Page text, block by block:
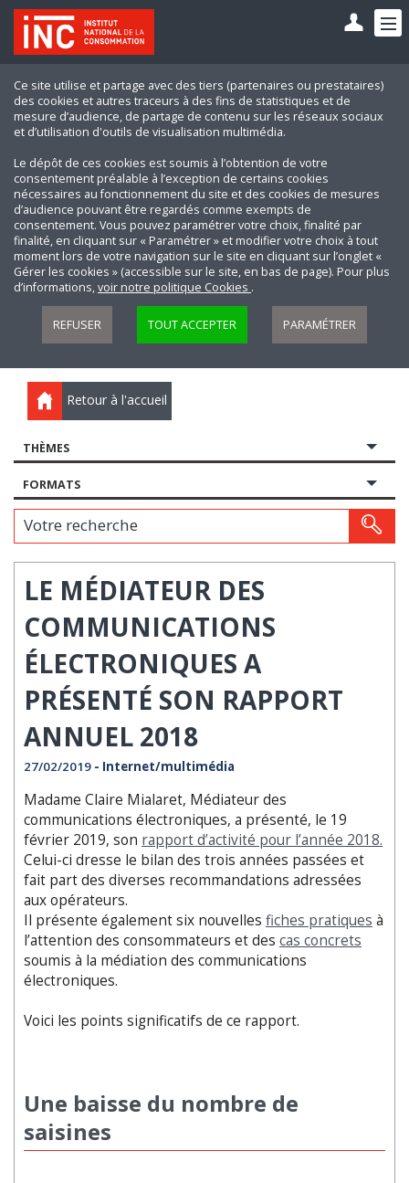
Ce site utilise et partage avec des tiers (partenaires ou prestataires)
des cookies et autres traceurs à des fins de statistiques et de
mesure d’audience, de partage de contenu sur les réseaux sociaux
et d’utilisation d'outils de visualisation multimédia.
Le dépôt de ces cookies est soumis à l’obtention de votre
consentement préalable à l’exception de certains cookies
nécessaires au fonctionnement du site et des cookies de mesures
d’audience pouvant être regardés comme exempts de
consentement. Vous pouvez paramétrer votre choix, finalité par
finalité, en cliquant sur « Paramétrer » et modifier votre choix à tout
moment lors de votre navigation sur le site en cliquant sur l’onglet «
Gérer les cookies » (accessible sur le site, en bas de page). Pour plus
d’informations,voir notre politique Cookies .
REFUSER TOUT ACCEPTER PARAMÉTRER
Retour à l'accueil
THÈMES
FORMATS
Votre recherche
LE MÉDIATEUR DES
COMMUNICATIONS
ÉLECTRONIQUES A
PRÉSENTÉ SON RAPPORT
ANNUEL 2018
27/02/2019 - Internet/multimédia
Madame Claire Mialaret, Médiateur des
communications électroniques, a présenté, le 19
février 2019, son rapport d’activité pour l’année 2018.
Celui-ci dresse le bilan des trois années passées et
fait part des diverses recommandations adressées
aux opérateurs.
Il présente également six nouvelles fiches pratiques à
l’attention des consommateurs et des cas concrets
soumis à la médiation des communications
électroniques.
Voici les points significatifs de ce rapport.
Une baisse du nombre de
saisines